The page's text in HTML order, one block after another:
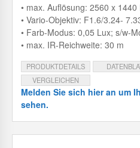
• max. Auflösung: 2560 x 1440
• Vario-Objektiv: F1.6/3.24-
• Farb-Modus: 0,05 Lux; s/w-
• max. IR-Reichweite: 30 m
PRODUKTDETAILS
VERGLEICHEN
Melden Sie sich hier an um
sehen.